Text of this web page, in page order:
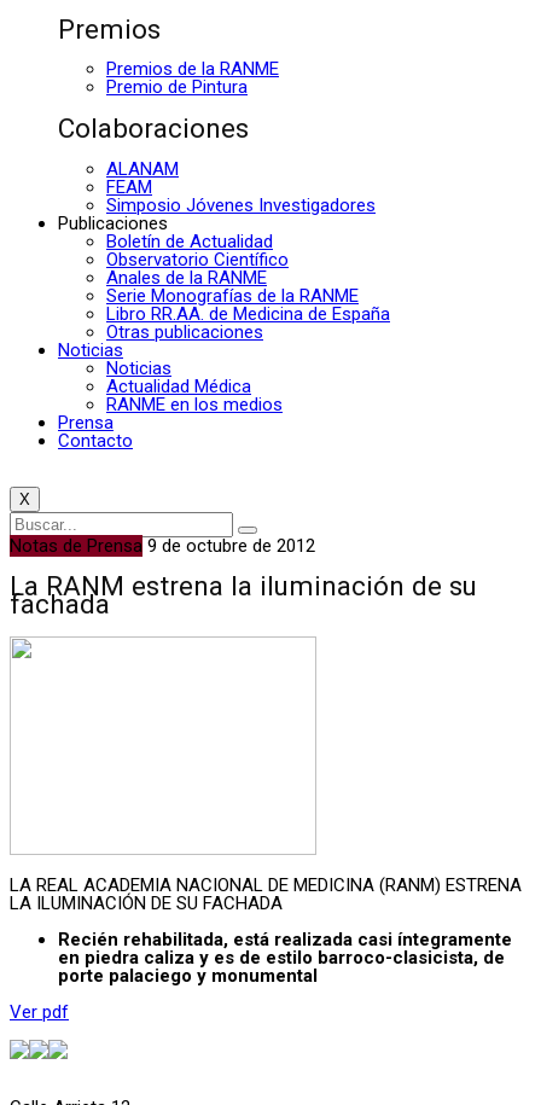
Premios
Premios de la RANME
Premio de Pintura
Colaboraciones
ALANAM
FEAM
Simposio Jóvenes Investigadores
Publicaciones
Boletín de Actualidad
Observatorio Científico
Anales de la RANME
Serie Monografías de la RANME
Libro RR.AA. de Medicina de España
Otras publicaciones
Noticias
Noticias
Actualidad Médica
RANME en los medios
Prensa
Contacto
X
Notas de Prensa 9 de octubre de 2012
La RANM estrena la iluminación de su
fachada
LA REAL ACADEMIA NACIONAL DE MEDICINA (RANM) ESTRENA
LA ILUMINACIÓN DE SU FACHADA
Recién rehabilitada, está realizada casi íntegramente
en piedra caliza y es de estilo barroco-clasicista, de
porte palaciego y monumental
Ver pdf